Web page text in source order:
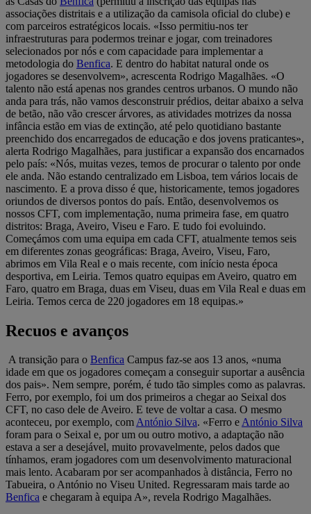
associações distritais e a utilização da camisola oficial do clube) e
com parceiros estratégicos locais. «Isso permitiu-nos ter
infraestruturas para podermos treinar e jogar, com treinadores
selecionados por nós e com capacidade para implementar a
metodologia do Benfica. E dentro do habitat natural onde os
jogadores se desenvolvem», acrescenta Rodrigo Magalhães. «O
talento não está apenas nos grandes centros urbanos. O mundo não
anda para trás, não vamos desconstruir prédios, deitar abaixo a selva
de betão, não vão crescer árvores, as atividades motrizes da nossa
infância estão em vias de extinção, até pelo quotidiano bastante
preenchido dos encarregados de educação e dos jovens praticantes»,
alerta Rodrigo Magalhães, para justificar a expansão dos encarnados
pelo país: «Nós, muitas vezes, temos de procurar o talento por onde
ele anda. Não estando centralizado em Lisboa, tem vários locais de
nascimento. E a prova disso é que, historicamente, temos jogadores
oriundos de diversos pontos do país. Então, desenvolvemos os
nossos CFT, com implementação, numa primeira fase, em quatro
distritos: Braga, Aveiro, Viseu e Faro. E tudo foi evoluindo.
Começámos com uma equipa em cada CFT, atualmente temos seis
em diferentes zonas geográficas: Braga, Aveiro, Viseu, Faro,
abrimos em Vila Real e o mais recente, com início nesta época
desportiva, em Leiria. Temos quatro equipas em Aveiro, quatro em
Faro, quatro em Braga, duas em Viseu, duas em Vila Real e duas em
Leiria. Temos cerca de 220 jogadores em 18 equipas.»
Recuos e avanços
A transição para o Benfica Campus faz-se aos 13 anos, «numa
idade em que os jogadores começam a conseguir suportar a ausência
dos pais». Nem sempre, porém, é tudo tão simples como as palavras.
Ferro, por exemplo, foi um dos primeiros a chegar ao Seixal dos
CFT, no caso dele de Aveiro. E teve de voltar a casa. O mesmo
aconteceu, por exemplo, comAntónio Silva. «Ferro eAntónio Silva
foram para o Seixal e, por um ou outro motivo, a adaptação não
estava a ser a desejável, muito provavelmente, pelos dados que
tínhamos, eram jogadores com um desenvolvimento maturacional
mais lento. Acabaram por ser acompanhados à distância, Ferro no
Tabueira, o António no Viseu United. Regressaram mais tarde ao
Benfica e chegaram à equipa A», revela Rodrigo Magalhães.